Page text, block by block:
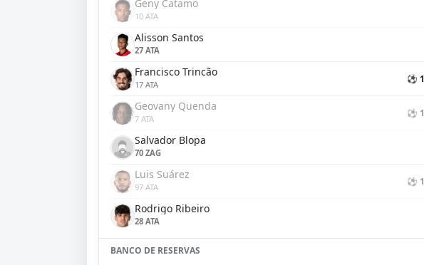
Geny Catamo
10 ATA
Alisson Santos
27 ATA
Francisco Trincão
17 ATA ⚽ 1
Geovany Quenda
7 ATA ⚽ 1
Salvador Blopa
70 ZAG
Luis Suárez
97 ATA ⚽ 1
Rodrigo Ribeiro
28 ATA
BANCO DE RESERVAS